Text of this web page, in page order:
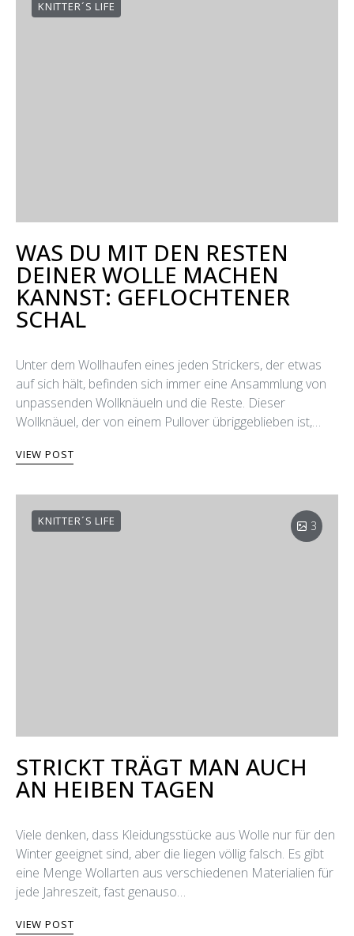
KNITTER´S LIFE
WAS DU MIT DEN RESTEN
DEINER WOLLE MACHEN
KANNST: GEFLOCHTENER
SCHAL
Unter dem Wollhaufen eines jeden Strickers, der etwas
auf sich hält, befinden sich immer eine Ansammlung von
unpassenden Wollknäueln und die Reste. Dieser
Wollknäuel, der von einem Pullover übriggeblieben ist,…
VIEW POST
KNITTER´S LIFE 3
STRICKT TRÄGT MAN AUCH
AN HEIΒEN TAGEN
Viele denken, dass Kleidungsstücke aus Wolle nur für den
Winter geeignet sind, aber die liegen völlig falsch. Es gibt
eine Menge Wollarten aus verschiedenen Materialien für
jede Jahreszeit, fast genauso…
VIEW POST